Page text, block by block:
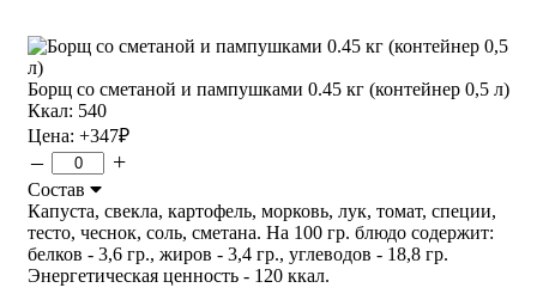
Борщ со сметаной и пампушками 0.45 кг (контейнер 0,5 л)
Ккал: 540
Цена: +347₽
– +
Состав
Капуста, свекла, картофель, морковь, лук, томат, специи,
тесто, чеснок, соль, сметана. На 100 гр. блюдо содержит:
белков - 3,6 гр., жиров - 3,4 гр., углеводов - 18,8 гр.
Энергетическая ценность - 120 ккал.